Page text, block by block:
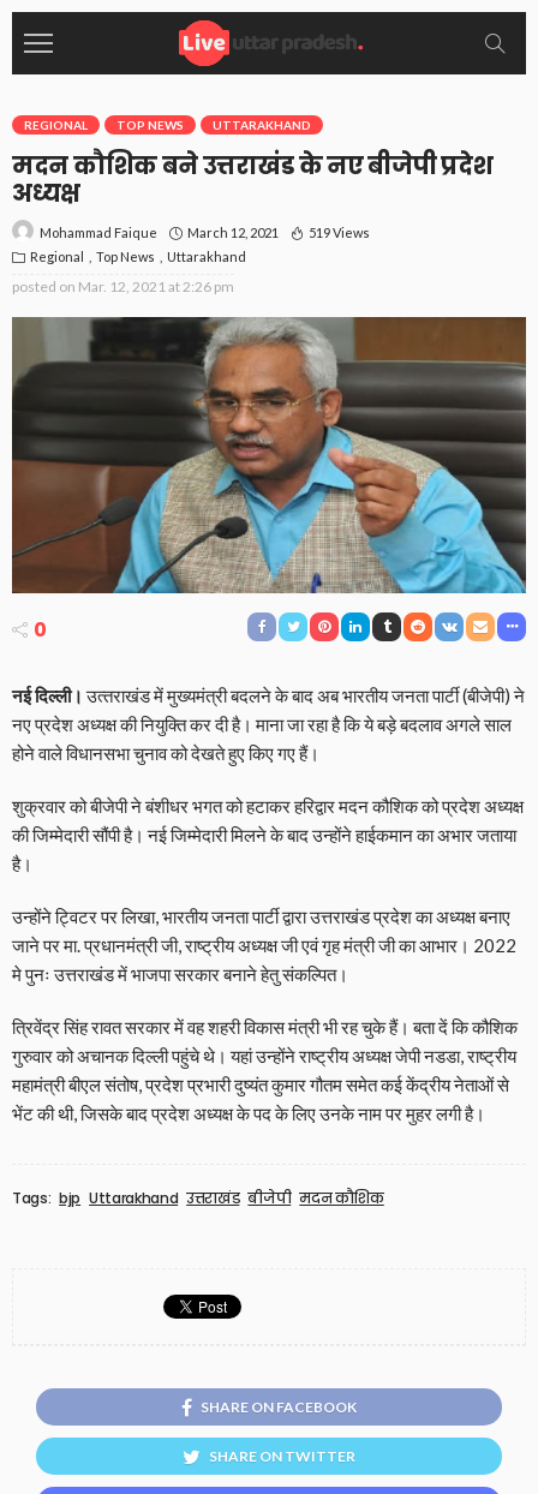
REGIONAL TOP NEWS UTTARAKHAND
मदन कौशिक बने उत्तराखंड के नए बीजेपी प्रदेश
अध्यक्ष
Mohammad Faique March 12, 2021
519 Views
Regional
Top News Uttarakhand
posted on Mar. 12, 2021 at 2:26 pm
0
नई दिल्ली। उत्‍तराखंड में मुख्यमंत्री बदलने के बाद अब भारतीय जनता पार्टी (बीजेपी) ने
नए प्रदेश अध्यक्ष की नियुक्ति कर दी है। माना जा रहा है कि ये बड़े बदलाव अगले साल
होने वाले विधानसभा चुनाव को देखते हुए किए गए हैं।
शुक्रवार को बीजेपी ने बंशीधर भगत को हटाकर हरिद्वार मदन कौशिक को प्रदेश अध्यक्ष
की जिम्मेदारी सौंपी है। नई जिम्मेदारी मिलने के बाद उन्होंने हाईकमान का अभार जताया
है।
उन्होंने ट्विटर पर लिखा, भारतीय जनता पार्टी द्वारा उत्तराखंड प्रदेश का अध्यक्ष बनाए
जाने पर मा. प्रधानमंत्री जी, राष्ट्रीय अध्यक्ष जी एवं गृह मंत्री जी का आभार। 2022
मे पुनः उत्तराखंड में भाजपा सरकार बनाने हेतु संकल्पित।
त्रिवेंद्र सिंह रावत सरकार में वह शहरी विकास मंत्री भी रह चुके हैं। बता दें कि कौशिक
गुरुवार को अचानक दिल्ली पहुंचे थे। यहां उन्होंने राष्ट्रीय अध्यक्ष जेपी नडडा, राष्ट्रीय
महामंत्री बीएल संतोष, प्रदेश प्रभारी दुष्यंत कुमार गौतम समेत कई केंद्रीय नेताओं से
भेंट की थी, जिसके बाद प्रदेश अध्यक्ष के पद के लिए उनके नाम पर मुहर लगी है।
Tags: bjp Uttarakhand उत्तराखंड बीजेपी मदन कौशिक
SHARE ON FACEBOOK
SHARE ON TWITTER